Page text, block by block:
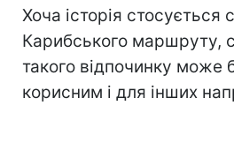
Хоча історія стосується
Карибського маршруту,
такого відпочинку може
корисним і для інших